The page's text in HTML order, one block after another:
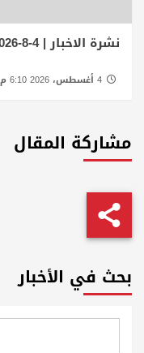
نشرة الاخبار | 4-8-2026
مشاركة المقال
بحث في الأخبار